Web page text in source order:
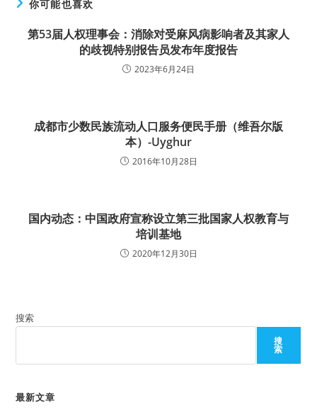
你可能也喜欢
第53届人权理事会：消除对受麻风病影响者及其家人
的歧视特别报告员发布年度报告
2023年6月24日
成都市少数民族流动人口服务便民手册（维吾尔版
本）-Uyghur
2016年10月28日
国内动态：中国政府宣称设立第三批国家人权教育与
培训基地
2020年12月30日
搜索
搜
索
最新文章